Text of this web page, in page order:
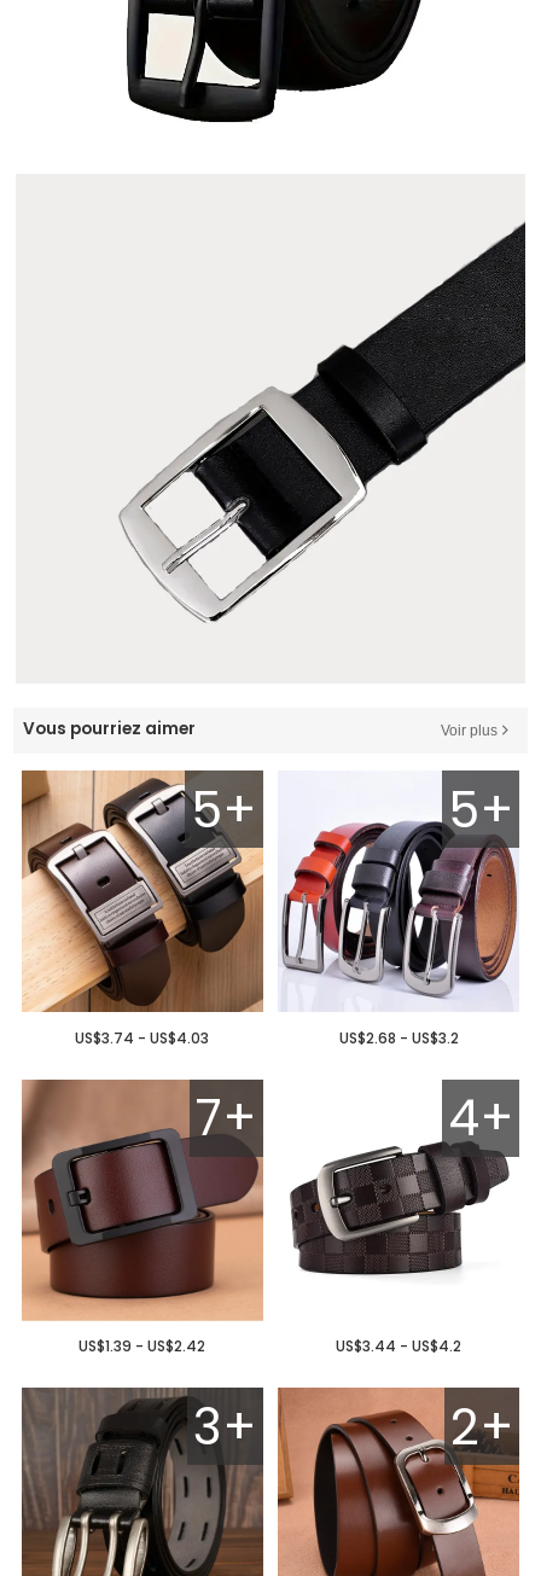
Vous pourriez aimer Voir plus
5+
US$3.74 - US$4.03
5+
US$2.68 - US$3.2
7+
US$1.39 - US$2.42
4+
US$3.44 - US$4.2
3+ 2+